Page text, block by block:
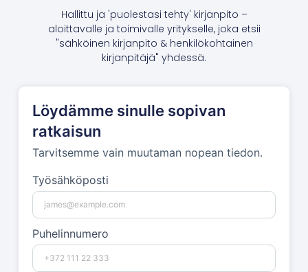
Hallittu ja 'puolestasi tehty' kirjanpito –
aloittavalle ja toimivalle yritykselle, joka etsii
"sähköinen kirjanpito & henkilökohtainen
kirjanpitäjä" yhdessä.
Löydämme sinulle sopivan
ratkaisun
Tarvitsemme vain muutaman nopean tiedon.
Työsähköposti
Puhelinnumero